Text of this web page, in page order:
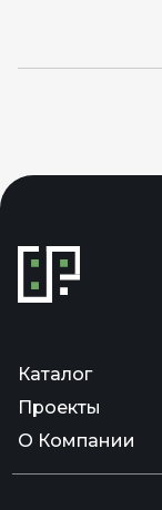
Каталог
Проекты
О Компании